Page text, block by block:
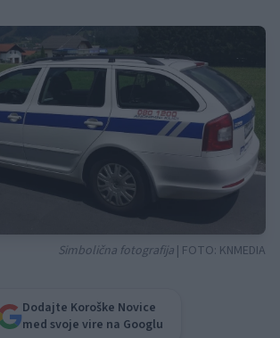
Simbolična fotografija | FOTO: KNMEDIA
Dodajte Koroške Novice
med svoje vire na Googlu